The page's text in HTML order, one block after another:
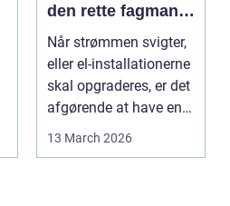
den rette fagmand
til dine el-opgaver
Når strømmen svigter,
eller el-installationerne
skal opgraderes, er det
afgørende at have en
pålidel...
13 March 2026